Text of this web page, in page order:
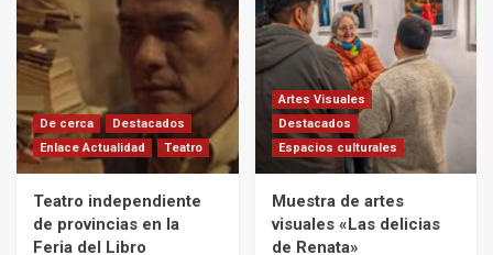
De cerca
Destacados
Enlace Actualidad
Teatro
Teatro independiente
de provincias en la
Feria del Libro
Artes Visuales
Destacados
Espacios culturales
Muestra de artes
visuales «Las delicias
de Renata»